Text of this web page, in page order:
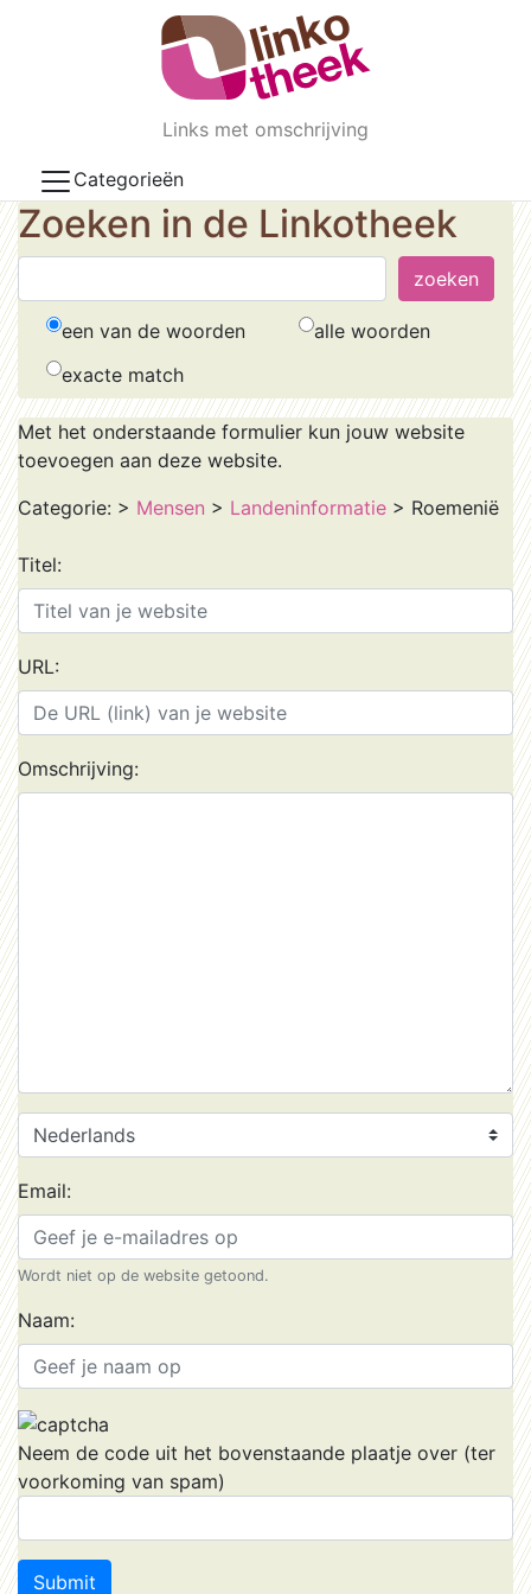
Skip to main content
Links met omschrijving
Categorieën
Zoeken in de Linkotheek
een van de woorden
alle woorden
exacte match
Met het onderstaande formulier kun jouw website
toevoegen aan deze website.
Categorie: > Mensen > Landeninformatie > Roemenië
Titel:
URL:
Omschrijving:
Email:
Wordt niet op de website getoond.
Naam:
Neem de code uit het bovenstaande plaatje over (ter
voorkoming van spam)
Submit